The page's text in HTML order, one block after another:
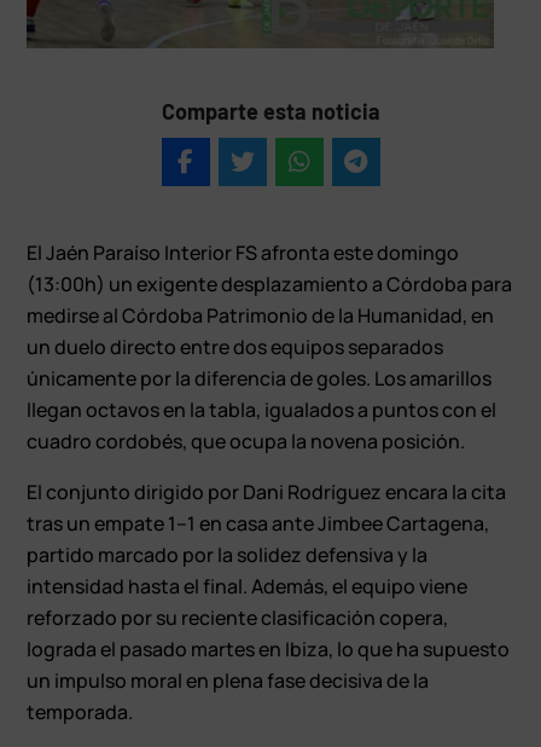
Comparte esta noticia
El Jaén Paraíso Interior FS afronta este domingo
(13:00h) un exigente desplazamiento a Córdoba para
medirse al Córdoba Patrimonio de la Humanidad, en
un duelo directo entre dos equipos separados
únicamente por la diferencia de goles. Los amarillos
llegan octavos en la tabla, igualados a puntos con el
cuadro cordobés, que ocupa la novena posición.
El conjunto dirigido por Dani Rodríguez encara la cita
tras un empate 1–1 en casa ante Jimbee Cartagena,
partido marcado por la solidez defensiva y la
intensidad hasta el final. Además, el equipo viene
reforzado por su reciente clasificación copera,
lograda el pasado martes en Ibiza, lo que ha supuesto
un impulso moral en plena fase decisiva de la
temporada.